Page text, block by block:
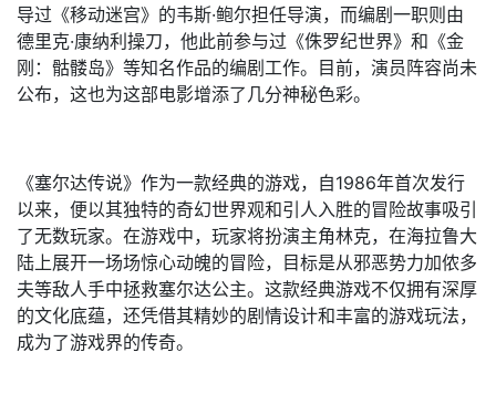
导过《移动迷宫》的韦斯·鲍尔担任导演，而编剧一职则由
德里克·康纳利操刀，他此前参与过《侏罗纪世界》和《金
刚：骷髅岛》等知名作品的编剧工作。目前，演员阵容尚未
公布，这也为这部电影增添了几分神秘色彩。
《塞尔达传说》作为一款经典的游戏，自1986年首次发行
以来，便以其独特的奇幻世界观和引人入胜的冒险故事吸引
了无数玩家。在游戏中，玩家将扮演主角林克，在海拉鲁大
陆上展开一场场惊心动魄的冒险，目标是从邪恶势力加侬多
夫等敌人手中拯救塞尔达公主。这款经典游戏不仅拥有深厚
的文化底蕴，还凭借其精妙的剧情设计和丰富的游戏玩法，
成为了游戏界的传奇。